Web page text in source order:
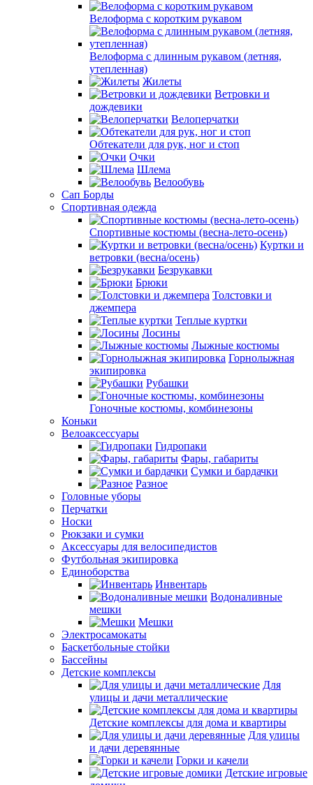
Велоформа с коротким рукавом
Велоформа с длинным рукавом (летняя,
утепленная)
Жилеты
Ветровки и
дождевики
Велоперчатки
Обтекатели для рук, ног и стоп
Очки
Шлема
Велообувь
Сап Борды
Спортивная одежда
Спортивные костюмы (весна-лето-осень)
Куртки и
ветровки (весна/осень)
Безрукавки
Брюки
Толстовки и
джемпера
Теплые куртки
Лосины
Лыжные костюмы
Горнолыжная
экипировка
Рубашки
Гоночные костюмы, комбинезоны
Коньки
Велоаксессуары
Гидропаки
Фары, габариты
Сумки и бардачки
Разное
Головные уборы
Перчатки
Носки
Рюкзаки и сумки
Аксессуары для велосипедистов
Футбольная экипировка
Единоборства
Инвентарь
Водоналивные
мешки
Мешки
Электросамокаты
Баскетбольные стойки
Бассейны
Детские комплексы
Для
улицы и дачи металлические
Детские комплексы для дома и квартиры
Для улицы
и дачи деревянные
Горки и качели
Детские игровые